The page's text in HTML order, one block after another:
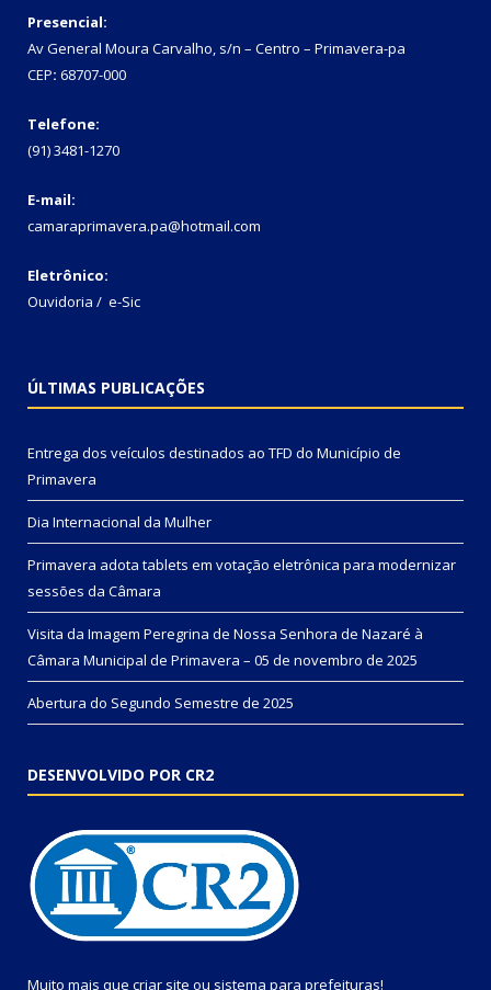
Presencial:
Av General Moura Carvalho, s/n – Centro – Primavera-pa
CEP: 68707-000
Telefone:
(91) 3481-1270
E-mail:
camaraprimavera.pa@hotmail.com
Eletrônico:
Ouvidoria / e-Sic
ÚLTIMAS PUBLICAÇÕES
Entrega dos veículos destinados ao TFD do Município de
Primavera
Dia Internacional da Mulher
Primavera adota tablets em votação eletrônica para modernizar
sessões da Câmara
Visita da Imagem Peregrina de Nossa Senhora de Nazaré à
Câmara Municipal de Primavera – 05 de novembro de 2025
Abertura do Segundo Semestre de 2025
DESENVOLVIDO POR CR2
Muito mais que criar site ou sistema para prefeituras!